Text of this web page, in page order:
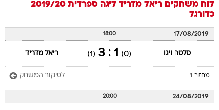
לוח משחקים ריאל מדריד ליגה ספרדית 2019/20
כדורגל
17/08/2019
18:00
סלטה ויגו (0)
1 : 3
(1) ריאל מדריד
מחזור 1 לסיקור המשחק
24/08/2019
20:00